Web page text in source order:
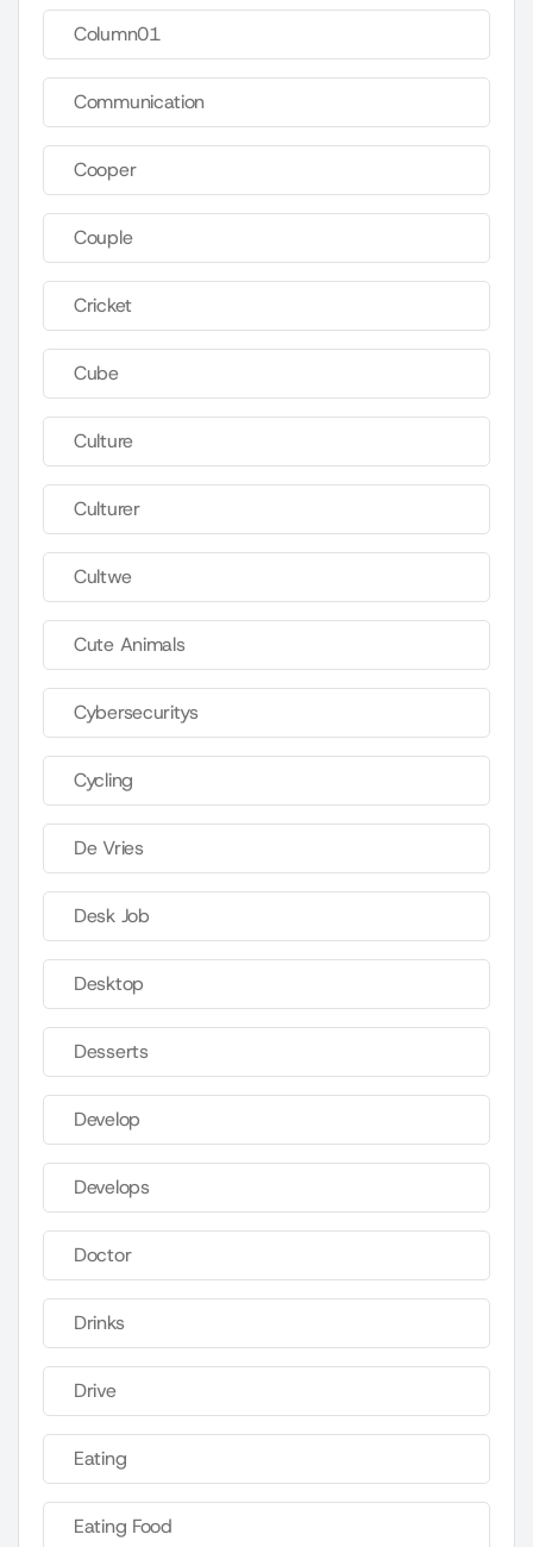
Column01
Communication
Cooper
Couple
Cricket
Cube
Culture
Culturer
Cultwe
Cute Animals
Cybersecuritys
Cycling
De Vries
Desk Job
Desktop
Desserts
Develop
Develops
Doctor
Drinks
Drive
Eating
Eating Food